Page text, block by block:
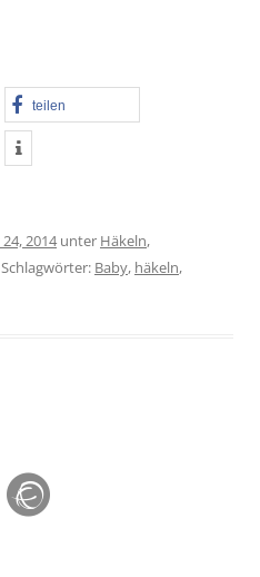
teilen
2014unter Häkeln,
Baby, häkeln,